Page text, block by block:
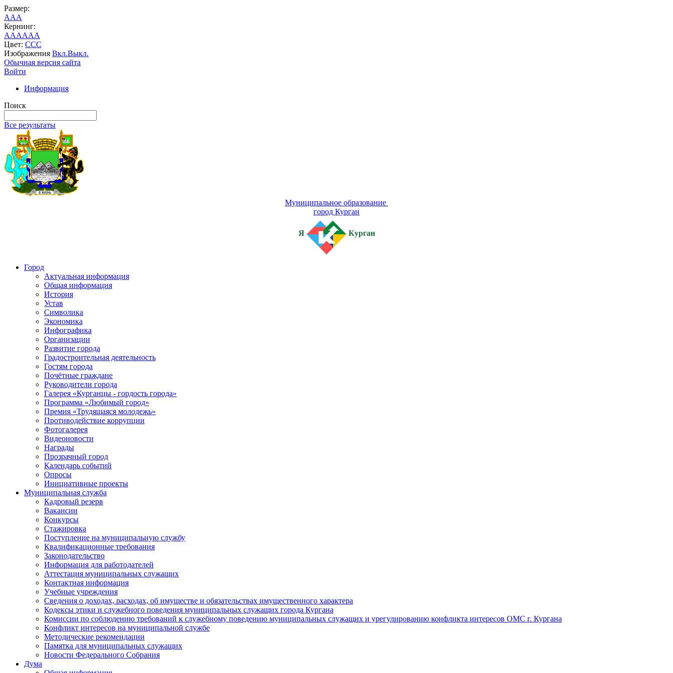
Размер:
AAA
Кернинг:
AAAAAA
Цвет: CCC
Изображения Вкл.Выкл.
Обычная версия сайта
Войти
Информация
Поиск
Все результаты
Муниципальное образование
город Курган
Я Курган
Город
Актуальная информация
Общая информация
История
Устав
Символика
Экономика
Инфографика
Организации
Развитие города
Градостроительная деятельность
Гостям города
Почётные граждане
Руководители города
Галерея «Курганцы - гордость города»
Программа «Любимый город»
Премия «Трудящаяся молодежь»
Противодействие коррупции
Фотогалерея
Видеоновости
Награды
Прозрачный город
Календарь событий
Опросы
Инициативные проекты
Муниципальная служба
Кадровый резерв
Вакансии
Конкурсы
Стажировка
Поступление на муниципальную службу
Квалификационные требования
Законодательство
Информация для работодателей
Аттестация муниципальных служащих
Контактная информация
Учебные учреждения
Сведения о доходах, расходах, об имуществе и обязательствах имущественного характера
Кодексы этики и служебного поведения муниципальных служащих города Кургана
Комиссии по соблюдению требований к служебному поведению муниципальных служащих и урегулированию конфликта интересов ОМС г. Кургана
Конфликт интересов на муниципальной службе
Методические рекомендации
Памятка для муниципальных служащих
Новости Федерального Cобрания
Дума